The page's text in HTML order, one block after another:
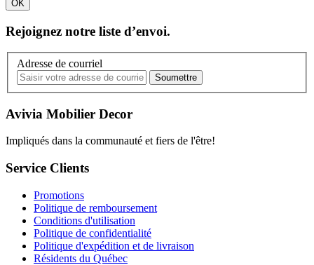
OK
Rejoignez notre liste d’envoi.
Adresse de courriel
Avivia Mobilier Decor
Impliqués dans la communauté et fiers de l'être!
Service Clients
Promotions
Politique de remboursement
Conditions d'utilisation
Politique de confidentialité
Politique d'expédition et de livraison
Résidents du Québec